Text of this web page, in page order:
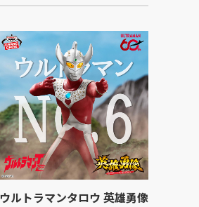
ウルトラマンタロウ 英雄勇像